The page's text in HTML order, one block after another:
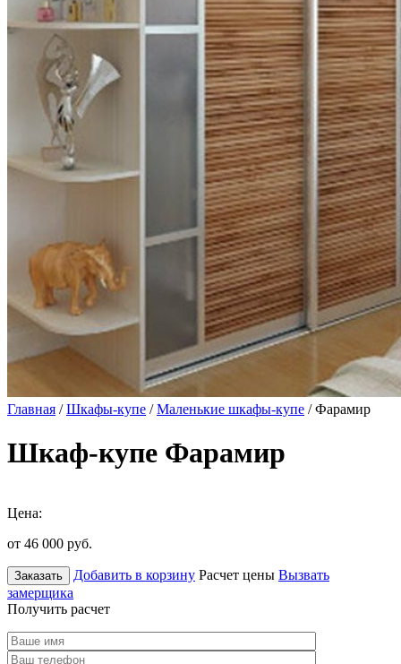
Главная /Шкафы-купе /Маленькие шкафы-купе / Фарамир
Шкаф-купе Фарамир
Цена:
от 46 000 руб.
Заказать Добавить в корзину Расчет цены Вызвать
замерщика
Получить расчет